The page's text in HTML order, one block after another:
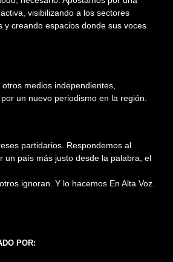
visibilizando a los sectores
y creando espacios donde sus voces
medios independientes,
un nuevo periodismo en la región.
partidarios. Respondemos al
un país más justo desde la palabra, el
ignoran. Y lo hacemos En Alta Voz.
POR: